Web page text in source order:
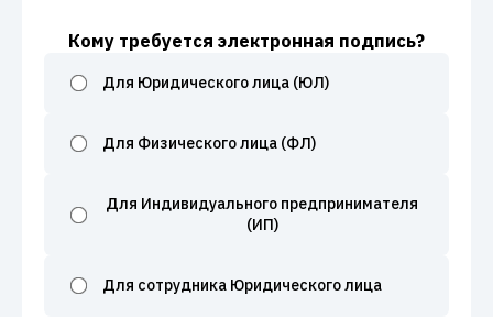
Кому требуется электронная подпись?
Для Юридического лица (ЮЛ)
Для Физического лица (ФЛ)
Для Индивидуального предпринимателя
(ИП)
Для сотрудника Юридического лица